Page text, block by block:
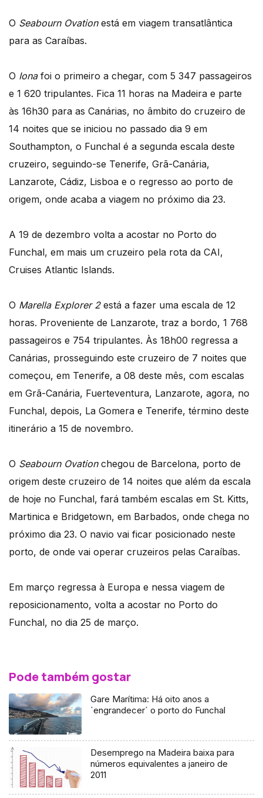
O Seabourn Ovationestá em viagem transatlântica
para as Caraíbas.
O Iona foi o primeiro a chegar, com 5 347 passageiros
e 1 620 tripulantes. Fica 11 horas na Madeira e parte
às 16h30 para as Canárias, no âmbito do cruzeiro de
14 noites que se iniciou no passado dia 9 em
Southampton, o Funchal é a segunda escala deste
cruzeiro, seguindo-se Tenerife, Grã-Canária,
Lanzarote, Cádiz, Lisboa e o regresso ao porto de
origem, onde acaba a viagem no próximo dia 23.
A 19 de dezembro volta a acostar no Porto do
Funchal, em mais um cruzeiro pela rota da CAI,
Cruises Atlantic Islands.
O Marella Explorer 2está a fazer uma escala de 12
horas. Proveniente de Lanzarote, traz a bordo, 1 768
passageiros e 754 tripulantes. Às 18h00 regressa a
Canárias, prosseguindo este cruzeiro de 7 noites que
começou, em Tenerife, a 08 deste mês, com escalas
em Grã-Canária, Fuerteventura, Lanzarote, agora, no
Funchal, depois, La Gomera e Tenerife, término deste
itinerário a 15 de novembro.
O Seabourn Ovation chegou de Barcelona, porto de
origem deste cruzeiro de 14 noites que além da escala
de hoje no Funchal, fará também escalas em St. Kitts,
Martinica e Bridgetown, em Barbados, onde chega no
próximo dia 23. O navio vai ficar posicionado neste
porto, de onde vai operar cruzeiros pelas Caraíbas.
Em março regressa à Europa e nessa viagem de
reposicionamento, volta a acostar no Porto do
Funchal, no dia 25 de março.
Pode também gostar
Gare Marítima: Há oito anos a
`engrandecer` o porto do Funchal
Desemprego na Madeira baixa para
números equivalentes a janeiro de
2011